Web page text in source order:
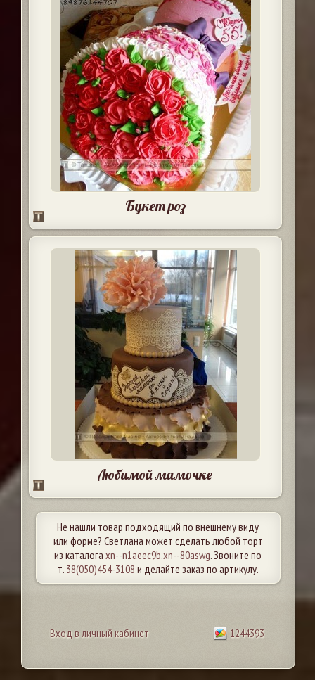
Букет роз
Любимой мамочке
Не нашли товар подходящий по внешнему виду
или форме? Светлана может сделать любой торт
из каталогаxn--n1aeec9b.xn--80aswg. Звоните по
т. 38(050)454-3108 и делайте заказ по артикулу.
Вход в личный кабинет 1244393